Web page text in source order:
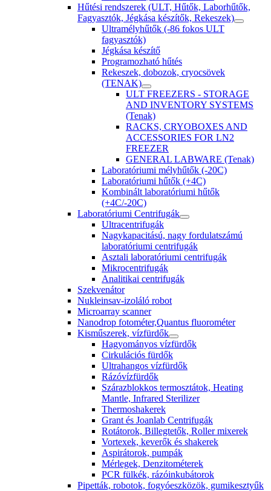
Hűtési rendszerek (ULT, Hűtők, Laborhűtők,
Fagyasztók, Jégkása készítők, Rekeszek)
Ultramélyhűtők (-86 fokos ULT
fagyasztók)
Jégkása készítő
Programozható hűtés
Rekeszek, dobozok, cryocsövek
(TENAK)
ULT FREEZERS - STORAGE
AND INVENTORY SYSTEMS
(Tenak)
RACKS, CRYOBOXES AND
ACCESSORIES FOR LN2
FREEZER
GENERAL LABWARE (Tenak)
Laboratóriumi mélyhűtők (-20C)
Laboratóriumi hűtők (+4C)
Kombinált laboratóriumi hűtők
(+4C/-20C)
Laboratóriumi Centrifugák
Ultracentrifugák
Nagykapacitású, nagy fordulatszámú
laboratóriumi centrifugák
Asztali laboratóriumi centrifugák
Mikrocentrifugák
Analitikai centrifugák
Szekvenátor
Nukleinsav-izoláló robot
Microarray scanner
Nanodrop fotométer,Quantus fluorométer
Kisműszerek, vízfürdők
Hagyományos vízfürdők
Cirkulációs fürdők
Ultrahangos vízfürdők
Rázóvízfürdők
Szárazblokkos termosztátok, Heating
Mantle, Infrared Sterilizer
Thermoshakerek
Grant és Joanlab Centrifugák
Rotátorok, Billegtetők, Roller mixerek
Vortexek, keverők és shakerek
Aspirátorok, pumpák
Mérlegek, Denzitométerek
PCR fülkék, rázóinkubátorok
Pipetták, robotok, fogyóeszközök, gumikesztyűk